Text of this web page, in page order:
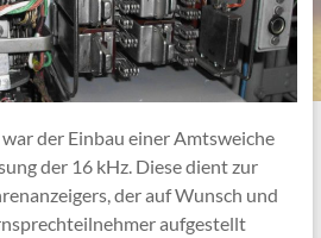
der Einbau einer Amtsweiche
der 16 kHz. Diese dient zur
der auf Wunsch und
aufgestellt